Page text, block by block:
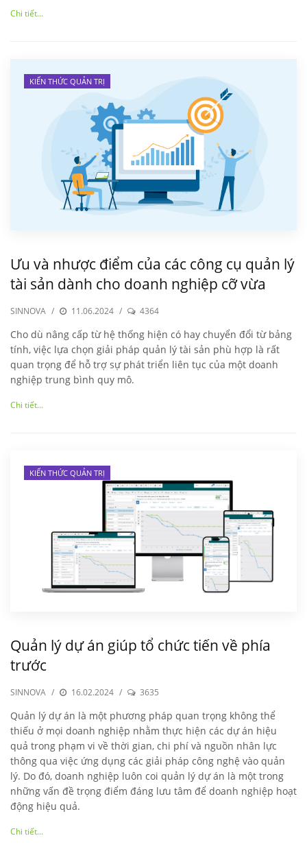
Chi tiết...
KIẾN THỨC QUẢN TRỊ
Ưu và nhược điểm của các công cụ quản lý
tài sản dành cho doanh nghiệp cỡ vừa
SINNOVA / 11.06.2024 / 4364
Cho dù nâng cấp từ hệ thống hiện có hay chuyển đổi từ bảng
tính, việc lựa chọn giải pháp quản lý tài sản phù hợp là rất
quan trọng để hỗ trợ sự phát triển liên tục của một doanh
nghiệp trung bình quy mô.
Chi tiết...
KIẾN THỨC QUẢN TRỊ
Quản lý dự án giúp tổ chức tiến về phía
trước
SINNOVA / 16.02.2024 / 3635
Quản lý dự án là một phương pháp quan trọng không thể
thiếu ở mọi doanh nghiệp nhằm thực hiện các dự án hiệu
quả trong phạm vi về thời gian, chi phí và nguồn nhân lực
thông qua việc ứng dụng các giải pháp công nghệ vào quản
lý. Do đó, doanh nghiệp luôn coi quản lý dự án là một trong
những vấn đề trọng điểm đáng lưu tâm để doanh nghiệp hoạt
động hiệu quả.
Chi tiết...